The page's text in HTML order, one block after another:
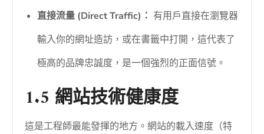
直接流量 (Direct Traffic)： 有用戶直接在瀏覽器
輸入你的網址造訪，或在書籤中打開，這代表了
極高的品牌忠誠度，是一個強烈的正面信號。
1.5 網站技術健康度
這是工程師最能發揮的地方。網站的載入速度（特